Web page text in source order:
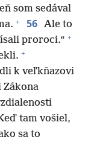
som sedával
+ 56 Ale to
proroci.“ +
+
k veľkňazovi
Zákona
tam vošiel,
sa to